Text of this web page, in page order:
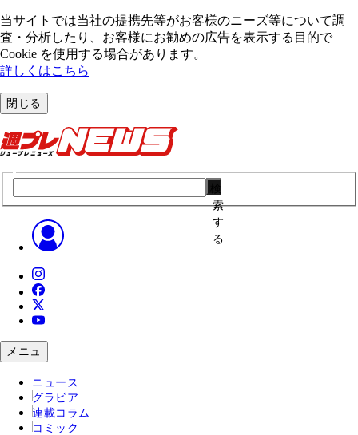
当サイトでは当社の提携先等がお客様のニーズ等について調
査・分析したり、お客様にお勧めの広告を表⽰する⽬的で
Cookie を使⽤する場合があります。
詳しくはこちら
閉じる
索
す
る
メニュ
ニュース
グラビア
連載コラム
コミック